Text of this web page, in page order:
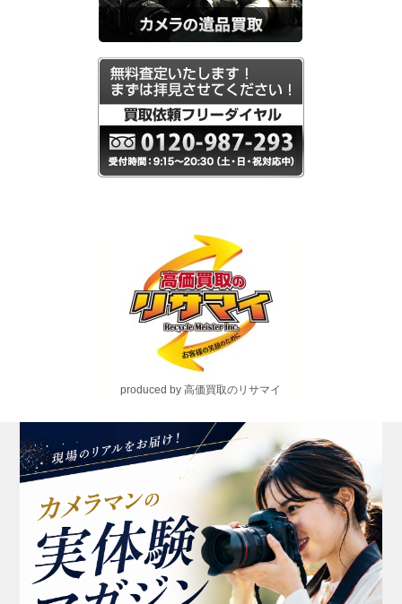
produced by 高価買取のリサマイ